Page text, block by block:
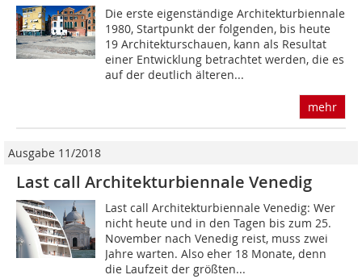
Die erste eigenständige Architekturbiennale
1980, Startpunkt der folgenden, bis heute
19 Architekturschauen, kann als Resultat
einer Entwicklung betrachtet werden, die es
auf der deutlich älteren...
mehr
Ausgabe 11/2018
Last call Architekturbiennale Venedig
Last call Architekturbiennale Venedig: Wer
nicht heute und in den Tagen bis zum 25.
November nach Venedig reist, muss zwei
Jahre warten. Also eher 18 Monate, denn
die Laufzeit der größten...